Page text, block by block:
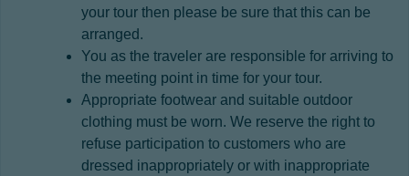
your tour then please be sure that this can be
arranged.
You as the traveler are responsible for arriving to
the meeting point in time for your tour.
Appropriate footwear and suitable outdoor
clothing must be worn. We reserve the right to
refuse participation to customers who are
dressed inappropriately or with inappropriate